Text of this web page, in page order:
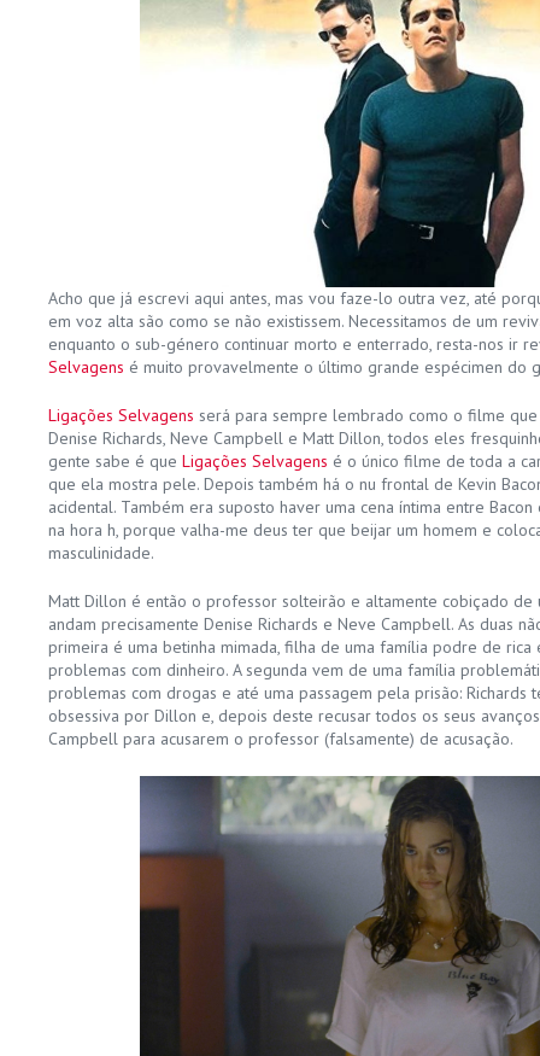
Acho que já escrevi aqui antes, mas vou faze-lo outra vez, até
em voz alta são como se não existissem. Necessitamos de um
enquanto o sub-género continuar morto e enterrado, resta-nos ir
Selvagens é muito provavelmente o último grande espécimen do
Ligações Selvagens será para sempre lembrado como o filme
Denise Richards, Neve Campbell e Matt Dillon, todos eles
gente sabe é que Ligações Selvagens é o único filme de toda a
que ela mostra pele. Depois também há o nu frontal de Kevin
acidental. Também era suposto haver uma cena íntima entre
na hora h, porque valha-me deus ter que beijar um homem e
masculinidade.
Matt Dillon é então o professor solteirão e altamente cobiçado de
andam precisamente Denise Richards e Neve Campbell. As duas
primeira é uma betinha mimada, filha de uma família podre de
problemas com dinheiro. A segunda vem de uma família
problemas com drogas e até uma passagem pela prisão: Richards
obsessiva por Dillon e, depois deste recusar todos os seus
Campbell para acusarem o professor (falsamente) de acusação.